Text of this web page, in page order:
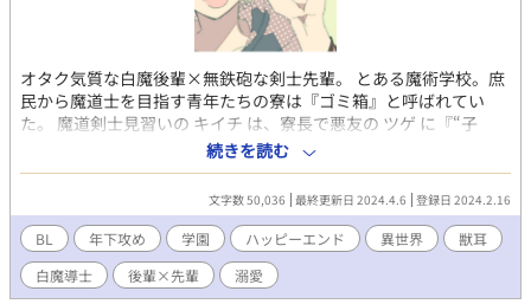
オタク気質な白魔後輩×無鉄砲な剣士先輩。 とある魔術学校。庶
民から魔道士を目指す青年たちの寮は『ゴミ箱』と呼ばれてい
た。 魔道剣士見習いの キイチ は、寮長で悪友の ツゲ に『“子
犬”の面倒を見ろ』と言われる。 やってきたのは下級生で白魔道士
見習いの テル だった。 肌も髪もまっしろなテルは、自虐的で、魔
法陣オタク。おまけに感情が荒ぶると犬耳とふわふわしっぽを出
しちゃう特異体質。 同室でのささやかな交流を楽しむ二人だった
が、実はテルにはある事情があった。 ※流血や微グロ表現がござ
いますのでご注意 表紙イラスト とわつぎさん
続きを読む
文字数 50,036 最終更新日 2024.4.6 登録日 2024.2.16
BL 年下攻め 学園 ハッピーエンド 異世界
獣耳
白魔導士
後輩×先輩 溺愛